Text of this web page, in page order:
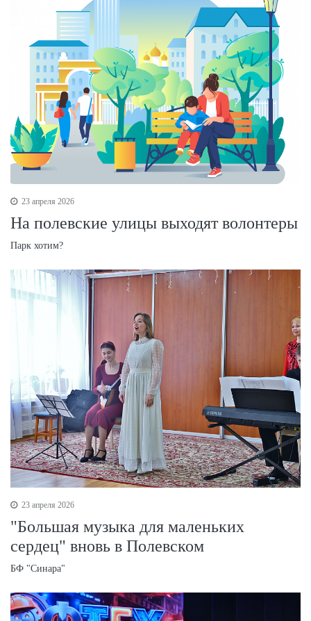
23 апреля 2026
На полевские улицы выходят волонтеры
Парк хотим?
23 апреля 2026
"Большая музыка для маленьких
сердец" вновь в Полевском
БФ "Синара"